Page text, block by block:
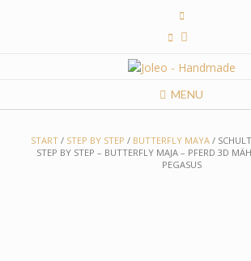
MENU
START/ STEP BY STEP / BUTTERFLY MAYA/
STEP BY STEP – BUTTERFLY MAJA – PFERD 3D
PEGASUS